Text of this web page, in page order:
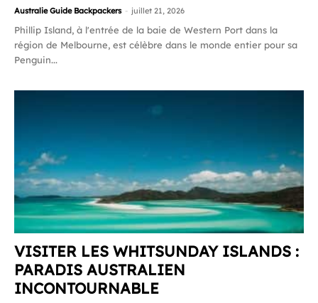
Australie Guide Backpackers - juillet 21, 2026
Phillip Island, à l'entrée de la baie de Western Port dans la
région de Melbourne, est célèbre dans le monde entier pour sa
Penguin...
VISITER LES WHITSUNDAY ISLANDS :
PARADIS AUSTRALIEN
INCONTOURNABLE